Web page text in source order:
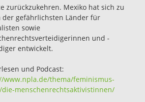
zurückzukehren. Mexiko hat sich zu
der gefährlichsten Länder für
sowie
und -
entwickelt.
und Podcast:
www.npla.de/thema/feminismus-
menschenrechtsaktivistinnen/